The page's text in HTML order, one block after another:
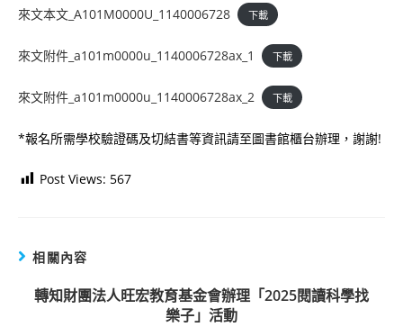
來文本文_A101M0000U_1140006728 下載
來文附件_a101m0000u_1140006728ax_1 下載
來文附件_a101m0000u_1140006728ax_2 下載
*報名所需學校驗證碼及切結書等資訊請至圖書館櫃台辦理，謝謝!
Post Views: 567
相關內容
轉知財團法人旺宏教育基金會辦理「2025閱讀科學找
樂子」活動